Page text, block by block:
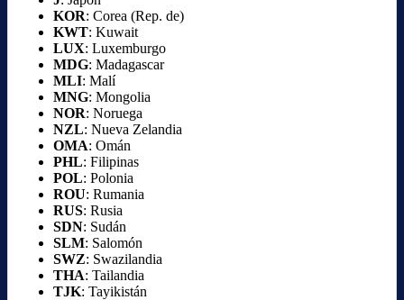
KOR: Corea (Rep. de)
KWT: Kuwait
LUX: Luxemburgo
MDG: Madagascar
MLI: Malí
MNG: Mongolia
NOR: Noruega
NZL: Nueva Zelandia
OMA: Omán
PHL: Filipinas
POL: Polonia
ROU: Rumania
RUS: Rusia
SDN: Sudán
SLM: Salomón
SWZ: Swazilandia
THA: Tailandia
TJK: Tayikistán